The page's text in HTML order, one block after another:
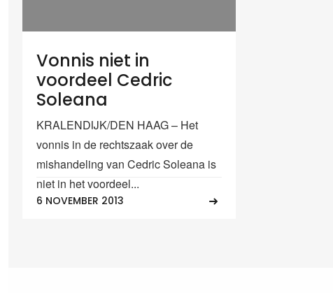
Vonnis niet in
voordeel Cedric
Soleana
KRALENDIJK/DEN HAAG – Het
vonnis in de rechtszaak over de
mishandeling van Cedric Soleana is
niet in het voordeel...
6 NOVEMBER 2013